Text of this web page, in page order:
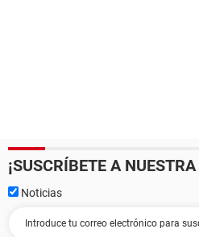
¡SUSCRÍBETE A
Noticias